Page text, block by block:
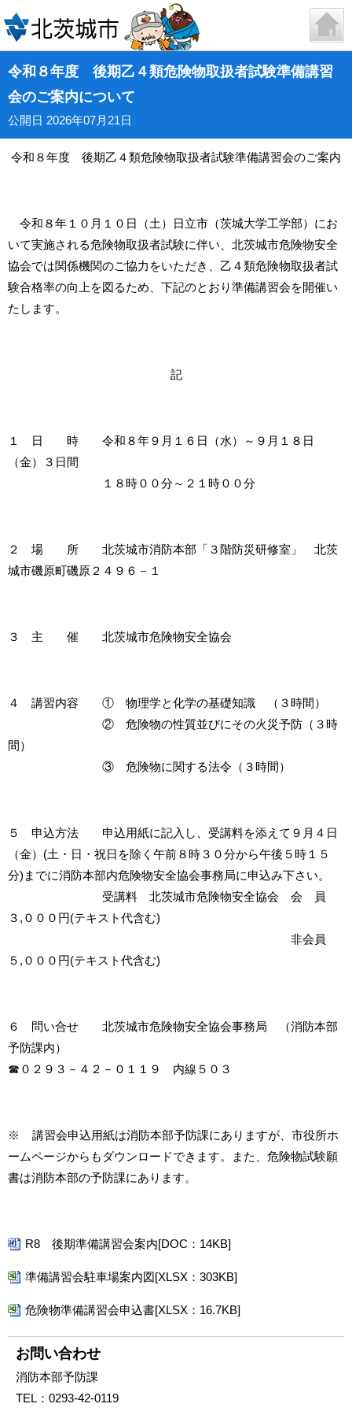
令和８年度 後期乙４類危険物取扱者試験準備講習
会のご案内について
公開日 2026年07月21日
令和８年度 後期乙４類危険物取扱者試験準備講習会のご案内
令和８年１０月１０日（土）日立市（茨城大学工学部）にお
いて実施される危険物取扱者試験に伴い、北茨城市危険物安全
協会では関係機関のご協力をいただき、乙４類危険物取扱者試
験合格率の向上を図るため、下記のとおり準備講習会を開催い
たします。
記
１ 日 時 令和８年９月１６日（水）～９月１８日
（金）３日間
１８時００分～２１時００分
２ 場 所 北茨城市消防本部「３階防災研修室」 北茨
城市磯原町磯原２４９６－１
３ 主 催 北茨城市危険物安全協会
４ 講習内容 ① 物理学と化学の基礎知識 （３時間）
② 危険物の性質並びにその火災予防（３時
間）
③ 危険物に関する法令（３時間）
５ 申込方法 申込用紙に記入し、受講料を添えて９月４日
（金）(土・日・祝日を除く午前８時３０分から午後５時１５
分)までに消防本部内危険物安全協会事務局に申込み下さい。
受講料 北茨城市危険物安全協会 会 員
３,０００円(テキスト代含む)
非会員
５,０００円(テキスト代含む)
６ 問い合せ 北茨城市危険物安全協会事務局 （消防本部
予防課内）
☎０２９３－４２－０１１９ 内線５０３
※ 講習会申込用紙は消防本部予防課にありますが、市役所ホ
ームページからもダウンロードできます。また、危険物試験願
書は消防本部の予防課にあります。
R8 後期準備講習会案内[DOC：14KB]
準備講習会駐車場案内図[XLSX：303KB]
危険物準備講習会申込書[XLSX：16.7KB]
お問い合わせ
消防本部予防課
TEL： 0293-42-0119